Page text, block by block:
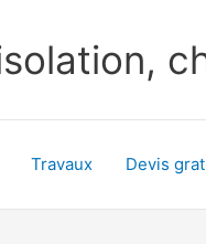
Travaux Devis